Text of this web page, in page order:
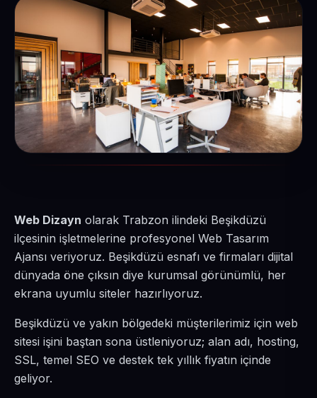
Web Dizayn olarak Trabzon ilindeki Beşikdüzü
ilçesinin işletmelerine profesyonel Web Tasarım
Ajansı veriyoruz. Beşikdüzü esnafı ve firmaları dijital
dünyada öne çıksın diye kurumsal görünümlü, her
ekrana uyumlu siteler hazırlıyoruz.
Beşikdüzü ve yakın bölgedeki müşterilerimiz için web
sitesi işini baştan sona üstleniyoruz; alan adı, hosting,
SSL, temel SEO ve destek tek yıllık fiyatın içinde
geliyor.